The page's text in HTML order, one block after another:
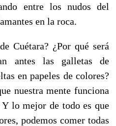
entre los nudos del
en la roca.
Cuétara? ¿Por qué será
antes las galletas de
en papeles de colores?
nuestra mente funciona
lo mejor de todo es que
podemos comer todas